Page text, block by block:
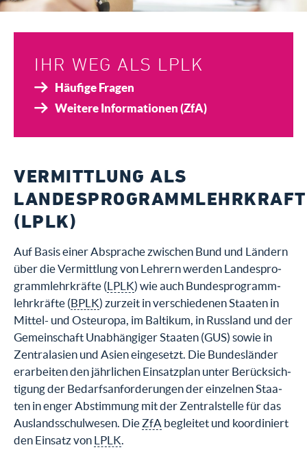
IHR WEG ALS LPLK
Häufige Fragen
Weitere Informationen (ZfA)
VERMITTLUNG ALS
LANDESPROGRAMMLEHRKRAFT
(LPLK)
Auf Basis ei­ner Ab­spra­che zwi­schen Bund und Län­dern
über die Ver­mitt­lung von Leh­rern wer­den Lan­des­pro­
gramm­lehr­kräf­te (LPLK) wie auch Bun­des­pro­gramm­
lehr­kräf­te (BPLK) zur­zeit in verschiedenen Staa­ten in
Mittel- und Osteuropa, im Baltikum, in Russland und der
Gemeinschaft Unabhängiger Staaten (GUS) sowie in
Zentralasien und Asien ein­ge­setzt. Die Bun­des­län­der
er­ar­bei­ten den jähr­li­chen Ein­satz­plan un­ter Be­rück­sich­
ti­gung der Be­darfsan­for­de­run­gen der ein­zel­nen Staa­
ten in en­ger Ab­stim­mung mit der Zen­tral­stel­le für das
Aus­lands­schul­we­sen. Die ZfA begleitet und koordiniert
den Einsatz von LPLK.